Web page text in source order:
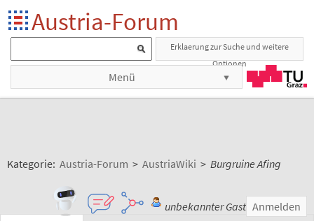
Austria-Forum
Erklaerung zur Suche und weitere
Optionen
Menü
Kategorie: Austria-Forum > AustriaWiki > Burgruine Afing
unbekannter Gast Anmelden